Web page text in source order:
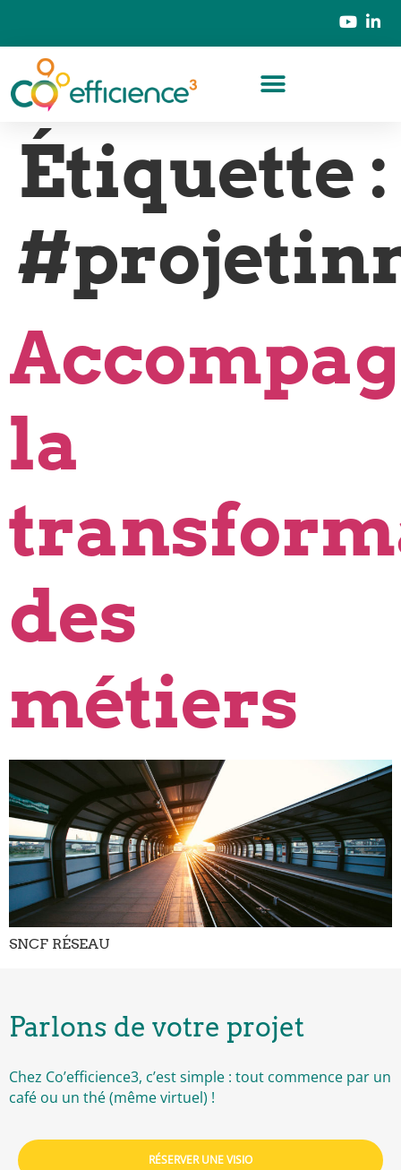
Étiquette :
la
des
métiers
SNCF RÉSEAU
Parlons de votre projet
Chez Co’efficience3, c’est simple : tout commence par un
café ou un thé (même virtuel) !
RÉSERVER UNE VISIO